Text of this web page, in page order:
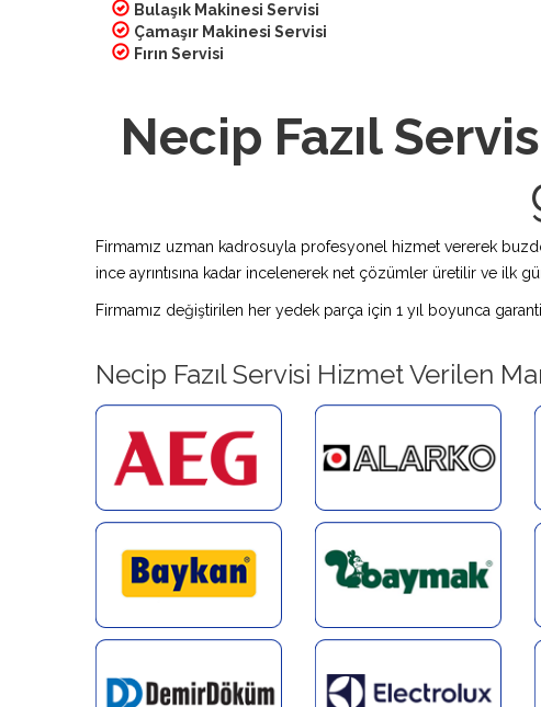
Bulaşık Makinesi Servisi
Çamaşır Makinesi Servisi
Fırın Servisi
Necip Fazıl
Firmamız uzman kadrosuyla profesyonel hizmet vererek
ince ayrıntısına kadar incelenerek net çözümler üretilir ve ilk
Firmamız değiştirilen her yedek parça için 1 yıl boyunca
Necip Fazıl Servisi Hizmet Verilen